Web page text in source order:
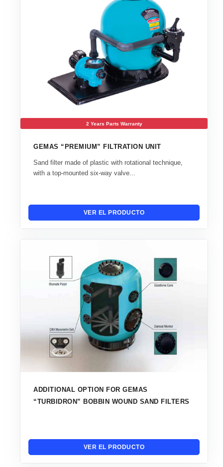
2 Years Parts Warranty
GEMAS “PREMIUM” FILTRATION UNIT
Sand filter made of plastic with rotational technique,
with a top-mounted six-way valve...
VER EL PRODUCTO
ADDITIONAL OPTION FOR GEMAS
“TURBIDRON” BOBBIN WOUND SAND FILTERS
VER EL PRODUCTO